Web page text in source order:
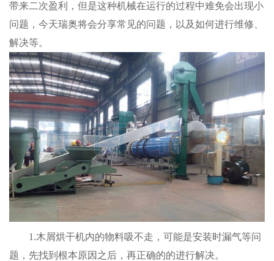
带来二次盈利，但是这种机械在运行的过程中难免会出现小
问题，今天瑞奥将会分享常见的问题，以及如何进行维修、
解决等。
1.木屑烘干机内的物料吸不走，可能是安装时漏气等问
题，先找到根本原因之后，再正确的的进行解决。